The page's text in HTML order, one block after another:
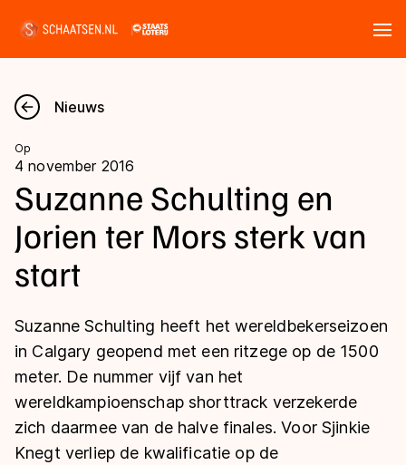
Nieuws
Kalender
Disciplines
Marathon
Inlineskaten
Kunstschaatsen
Schoonrijden
Uitslagen
Langebaan
Shorttrack
Marathon
Inlineskaten
Tijden & historie
Ranglijsten Langebaan
Persoonlijke records & tijden
Historie & statistiek
De weg op
Inschrijven wedstrijden
Nieuws
Op
4 november 2016
Suzanne Schulting en
Jorien ter Mors sterk van
start
Suzanne Schulting heeft het wereldbekerseizoen
in Calgary geopend met een ritzege op de 1500
meter. De nummer vijf van het
wereldkampioenschap shorttrack verzekerde
zich daarmee van de halve finales. Voor Sjinkie
Knegt verliep de kwalificatie op de